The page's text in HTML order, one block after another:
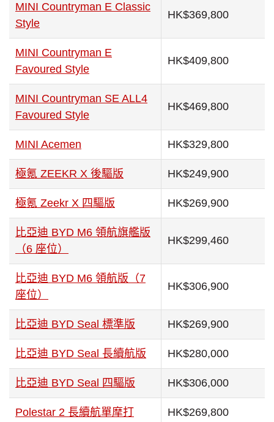
MINI Countryman E Classic
Style
HK$369,800
MINI Countryman E
Favoured Style
HK$409,800
MINI Countryman SE ALL4
Favoured Style
HK$469,800
MINI Acemen HK$329,800
極氪 ZEEKR X 後驅版 HK$249,900
極氪 Zeekr X 四驅版 HK$269,900
比亞迪 BYD M6 領航旗艦版
（6 座位）
HK$299,460
比亞迪 BYD M6 領航版（7
座位）
HK$306,900
比亞迪 BYD Seal 標準版 HK$269,900
比亞迪 BYD Seal 長續航版 HK$280,000
比亞迪 BYD Seal 四驅版 HK$306,000
Polestar 2 長續航單摩打 HK$269,800